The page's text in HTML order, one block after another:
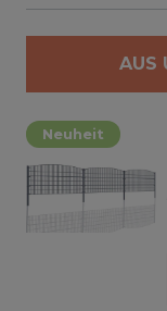
AUS
Neuheit